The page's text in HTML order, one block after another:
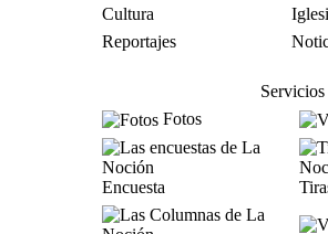
Cultura
Reportajes
Servicios
Fotos
Encuesta